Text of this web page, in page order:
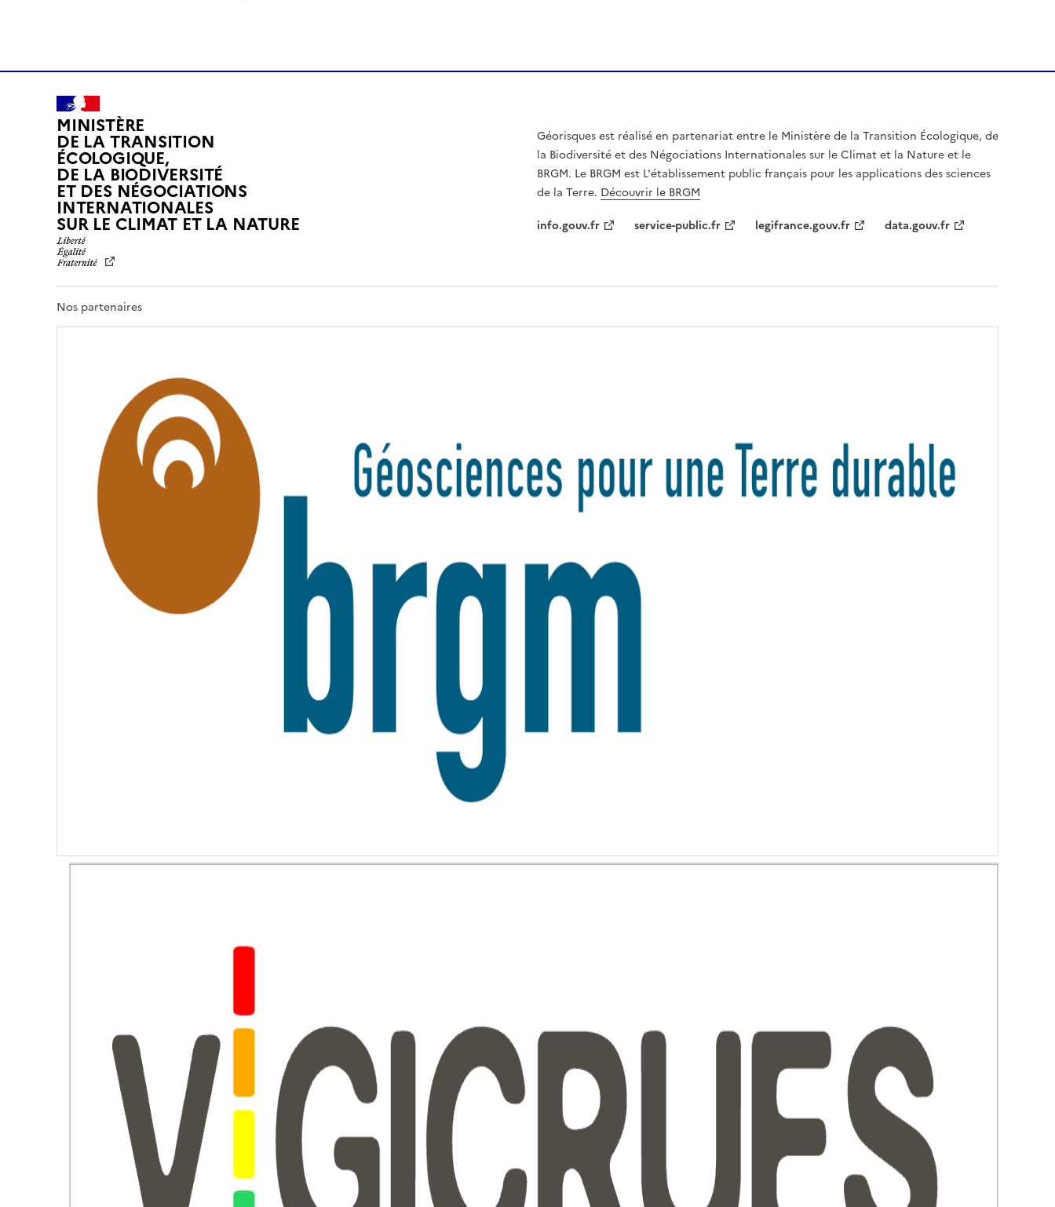
MINISTÈRE
DE LA TRANSITION
ÉCOLOGIQUE,
DE LA BIODIVERSITÉ
ET DES NÉGOCIATIONS
INTERNATIONALES
SUR LE CLIMAT ET LA NATUREL
R
É
R
R
N
T
Géorisques est réalisé en partenariat entre le Ministère de la Transition Écologique, de
la Biodiversité et des Négociations Internationales sur le Climat et la Nature et le
BRGM. Le BRGM est L'établissement public français pour les applications des sciences
de la Terre. Découvrir le BRGM
info.gouv.fr
service-public.fr legifrance.gouv.fr data.gouv.fr
Nos partenaires